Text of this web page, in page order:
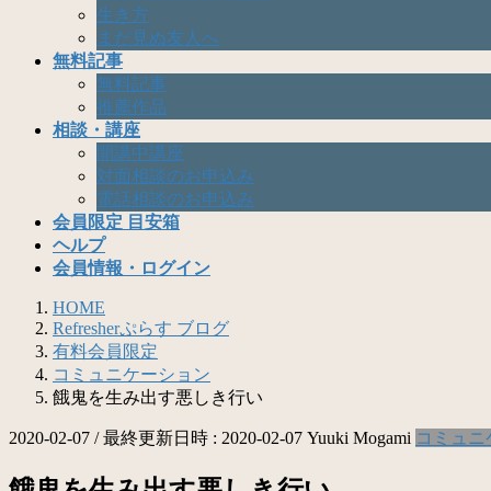
生き方
まだ見ぬ友人へ
無料記事
無料記事
推薦作品
相談・講座
開講中講座
対面相談のお申込み
電話相談のお申込み
会員限定 目安箱
ヘルプ
会員情報・ログイン
HOME
Refresherぷらす ブログ
有料会員限定
コミュニケーション
餓鬼を生み出す悪しき行い
2020-02-07 / 最終更新日時 : 2020-02-07 Yuuki Mogami コミュニ